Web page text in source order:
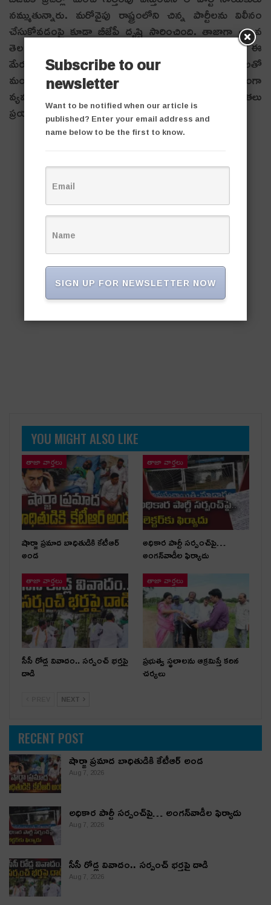
నమ్ముతున్నారు. మరోవైపు రాష్ట్రంలోని చిన్న పార్టీలను విలీనం
చేసుకోవడంపై కూడా బీజేపీ దృష్టి సారించింది. తాజాగా యువ
తెలంగాణ పార్టీని కలిపేసుకునేందుకు ఏర్పాట్లు చేస్తున్నారు. ఈ
మేర‌కు ఆ పార్టీ నేతలు జిట్టా బాలకృష్ణ రాణి రుద్రమలతో
మంతనాలు పూర్తి చేశారు. ఉద్యమ సమయంలో కీలకంగా
వ్యవహరించిన మరో పార్టీని విలీనం చేసుకునేందుకు బీజేపీ నేతలు
ప్రయత్నిస్తున్నట్లు సమాచారం.
YOU MIGHT ALSO LIKE
తాజా వార్తలు
షార్జా ప్రమాద బాధితుడికి కేటీఆర్
అండ
తాజా వార్తలు
అధికార పార్టీ స‌ర్పంచ్‌పై…
అంగ‌న్‌వాడీల ఫిర్యాదు
తాజా వార్తలు
సీసీ రోడ్ల వివాదం.. స‌ర్పంచ్ భ‌ర్త‌పై
దాడి
తాజా వార్తలు
ప్రభుత్వ స్థలాలను ఆక్రమిస్తే కఠిన
చర్యలు
NEXT
RECENT POST
షార్జా ప్రమాద బాధితుడికి కేటీఆర్ అండ
Aug 7, 2026
అధికార పార్టీ స‌ర్పంచ్‌పై… అంగ‌న్‌వాడీల ఫిర్యాదు
Aug 7, 2026
సీసీ రోడ్ల వివాదం.. స‌ర్పంచ్ భ‌ర్త‌పై దాడి
Aug 7, 2026
Subscribe to our
newsletter
Want to be notified when our article is
published? Enter your email address and
name below to be the first to know.
SIGN UP FOR NEWSLETTER NOW